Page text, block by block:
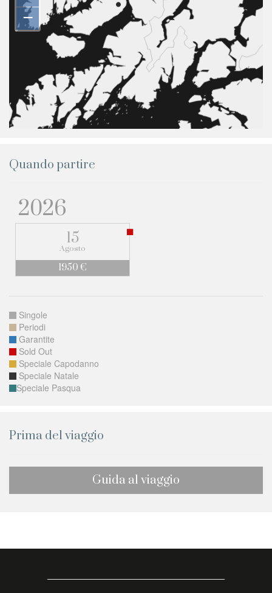
–
Quando partire
2026
15
Agosto
1950 €
Singole
Periodi
Garantite
Sold Out
Speciale Capodanno
Speciale Natale
Speciale Pasqua
Prima del viaggio
Guida al viaggio